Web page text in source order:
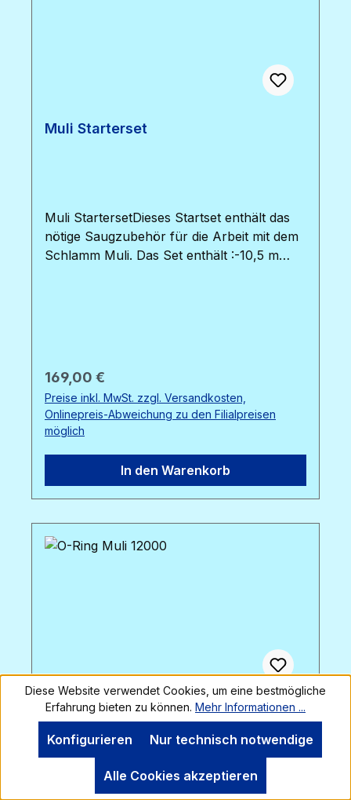
Muli Starterset
Muli StartersetDieses Startset enthält das
nötige Saugzubehör für die Arbeit mit dem
Schlamm Muli. Das Set enthält :-10,5 m
Sie mehr Schlauch benötigen, können Sie
noch Schwimmschlauch 38 mm separat
hinzubestellen. - Bodensauger clean - Alu-
Teleskopstange 1,8 - 3,6 m - Die
über den Teichboden geführt wird. Die
Aufsätzen aus unserem Sortiment
kompatibel.
Regulärer Preis:
169,00 €
Preise inkl. MwSt. zzgl. Versandkosten,
Onlinepreis-Abweichung zu den Filialpreisen
möglich
In den Warenkorb
O-Ring Muli 12000
Diese Website verwendet Cookies, um eine bestmögliche
Erfahrung bieten zu können. Mehr Informationen ...
Nur technisch notwendige
Konfigurieren
Alle Cookies akzeptieren